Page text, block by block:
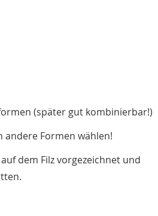
(später gut kombinierbar!)
Formen wählen!
dem Filz vorgezeichnet und